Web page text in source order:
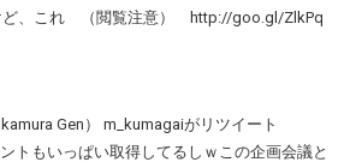
ど、これ （閲覧注意） http://goo.gl/ZlkPq
Gen） m_kumagaiがリツイート
トもいっぱい取得してるしｗこの企画会議と